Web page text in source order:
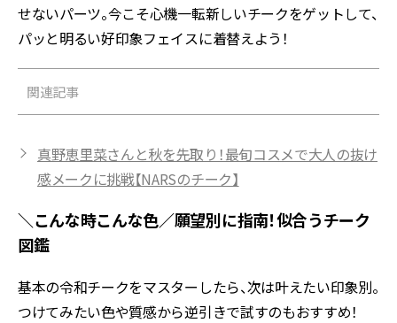
せないパーツ。今こそ心機一転新しいチークをゲットして、
パッと明るい好印象フェイスに着替えよう！
関連記事
真野恵里菜さんと秋を先取り！最旬コスメで大人の抜け
感メークに挑戦【NARSのチーク】
＼こんな時こんな色／願望別に指南！似合うチーク
図鑑
基本の令和チークをマスターしたら、次は叶えたい印象別。
つけてみたい色や質感から逆引きで試すのもおすすめ！